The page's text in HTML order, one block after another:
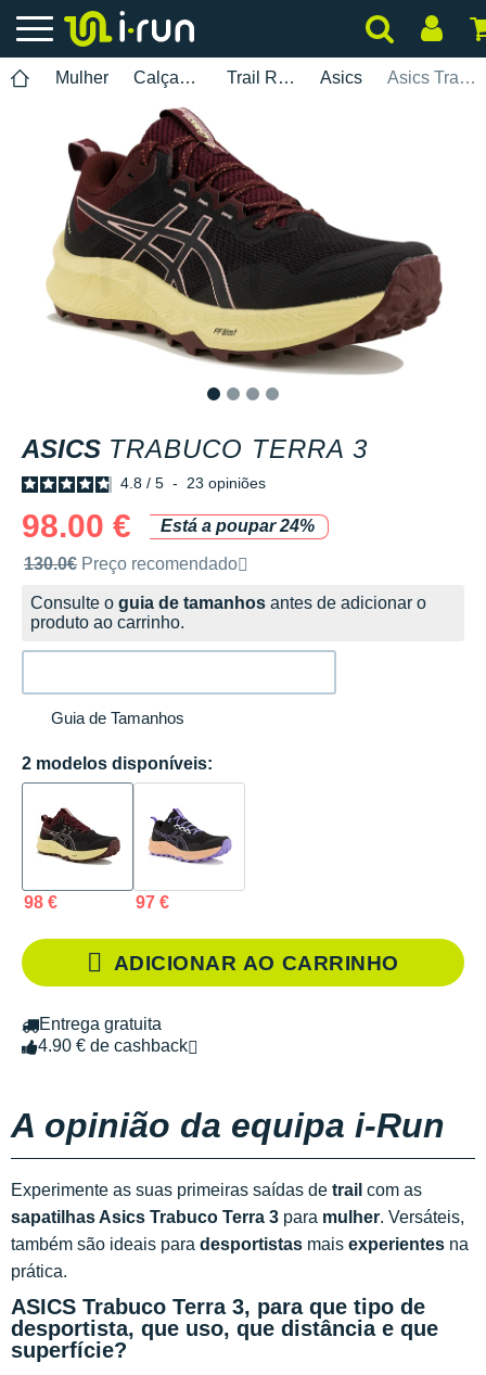
Mulher Calçados Trail Running Asics Asics Trabuco Terra 3
ASICS TRABUCO TERRA 3
4.8 / 5 - 23 opiniões
98.00 €
Está a poupar 24%
Preço de venda recomendado pela marca
130.0€ Preço recomendado
Consulte o guia de tamanhos antes de adicionar o
produto ao carrinho.
Guia de Tamanhos
2 modelos disponíveis:
98 € 97 €
ADICIONAR AO CARRINHO
Entrega gratuita
4.90 € de cashback
A opinião da equipa i-Run
Experimente as suas primeiras saídas de trail com as
sapatilhas Asics Trabuco Terra 3 para mulher. Versáteis,
também são ideais para desportistas mais experientes na
prática.
ASICS Trabuco Terra 3, para que tipo de
desportista, que uso, que distância e que
superfície?